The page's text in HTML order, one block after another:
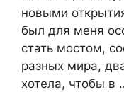
новыми
был для меня
стать мостом,
разных мира,
хотела, чтобы в